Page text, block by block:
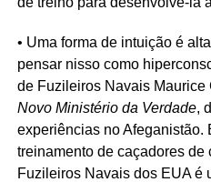
• Uma forma de intuição é
pensar nisso como
de Fuzileiros Navais Maurice
Novo Ministério da Verdade,
experiências no Afeganistão.
treinamento de caçadores de
Fuzileiros Navais dos EUA é